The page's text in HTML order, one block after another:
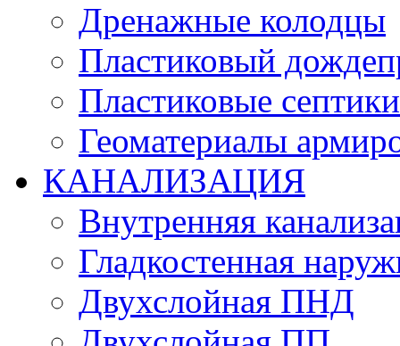
Дренажные колодцы
Пластиковый
Пластиковые септики
Геоматериалы
КАНАЛИЗАЦИЯ
Внутренняя
Гладкостенная
Двухслойная ПНД